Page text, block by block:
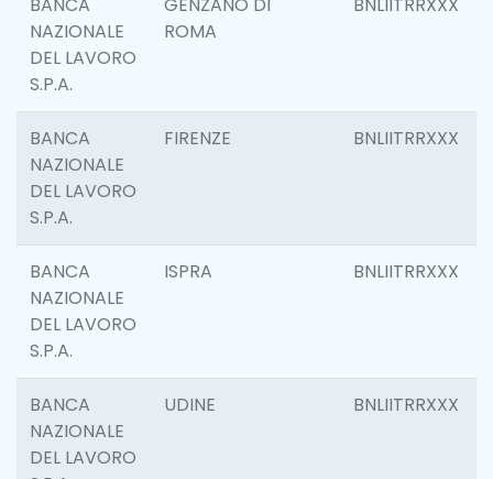
NAZIONALE
DEL LAVORO
S.P.A.
ROMA
BANCA
NAZIONALE
DEL LAVORO
S.P.A.
FIRENZE BNLIITRRXXX
BANCA
NAZIONALE
DEL LAVORO
S.P.A.
ISPRA BNLIITRRXXX
BANCA
NAZIONALE
DEL LAVORO
UDINE BNLIITRRXXX